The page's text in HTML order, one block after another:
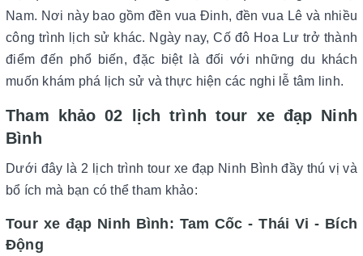
Nam. Nơi này bao gồm đền vua Đinh, đền vua Lê và nhiều
công trình lịch sử khác. Ngày nay, Cố đô Hoa Lư trở thành
điểm đến phổ biến, đặc biệt là đối với những du khách
muốn khám phá lịch sử và thực hiện các nghi lễ tâm linh.
Tham khảo 02 lịch trình tour xe đạp Ninh
Bình
Dưới đây là 2 lịch trình tour xe đạp Ninh Bình đầy thú vị và
bổ ích mà bạn có thể tham khảo:
Tour xe đạp Ninh Bình: Tam Cốc - Thái Vi - Bích
Động